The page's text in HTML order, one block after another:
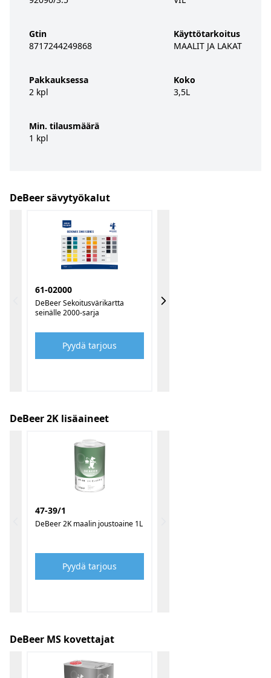
Gtin
8717244249868
Pakkauksessa
2 kpl
Min. tilausmäärä
1 kpl
Käyttötarkoitus
MAALIT JA LAKAT
Koko
3,5L
DeBeer sävytyökalut
61-02000
DeBeer Sekoitusvärikartta
seinälle 2000-sarja
Pyydä tarjous
DeBeer 2K lisäaineet
47-39/1
DeBeer 2K maalin joustoaine 1L
Pyydä tarjous
DeBeer MS kovettajat